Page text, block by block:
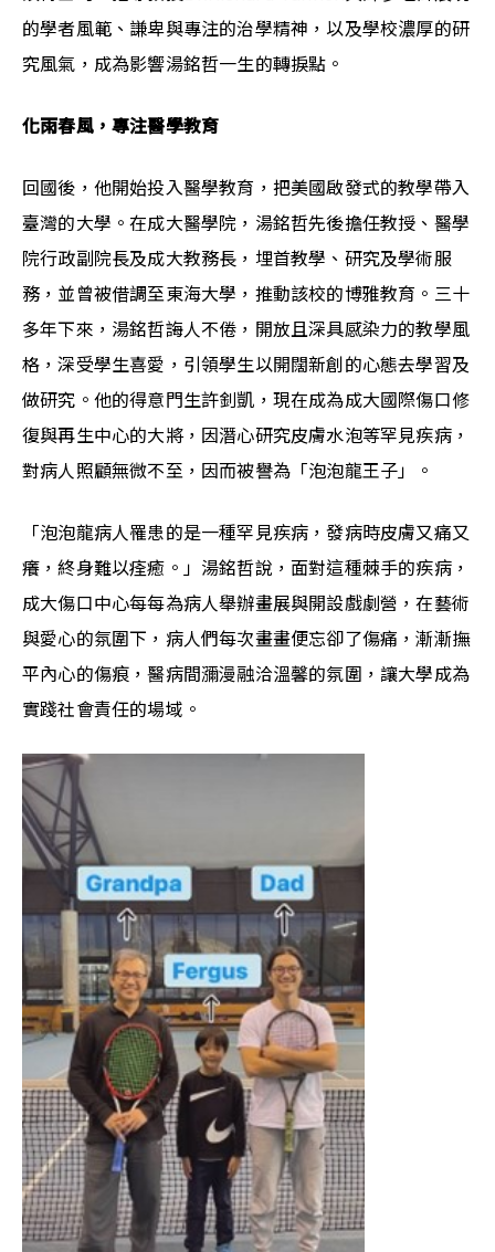
的學者風範、謙卑與專注的治學精神，以及學校濃厚的研
究風氣，成為影響湯銘哲一生的轉捩點。
化雨春風，專注醫學教育
回國後，他開始投入醫學教育，把美國啟發式的教學帶入
臺灣的大學。在成大醫學院，湯銘哲先後擔任教授、醫學
院行政副院長及成大教務長，埋首教學、研究及學術服
務，並曾被借調至東海大學，推動該校的博雅教育。三十
多年下來，湯銘哲誨人不倦，開放且深具感染力的教學風
格，深受學生喜愛，引領學生以開闊新創的心態去學習及
做研究。他的得意門生許釗凱，現在成為成大國際傷口修
復與再生中心的大將，因潛心研究皮膚水泡等罕見疾病，
對病人照顧無微不至，因而被譽為「泡泡龍王子」。
「泡泡龍病人罹患的是一種罕見疾病，發病時皮膚又痛又
癢，終身難以痊癒。」湯銘哲說，面對這種棘手的疾病，
成大傷口中心每每為病人舉辦畫展與開設戲劇營，在藝術
與愛心的氛圍下，病人們每次畫畫便忘卻了傷痛，漸漸撫
平內心的傷痕，醫病間瀰漫融洽溫馨的氛圍，讓大學成為
實踐社會責任的場域。